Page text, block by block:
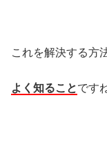
これを解決する方
よく知ることです